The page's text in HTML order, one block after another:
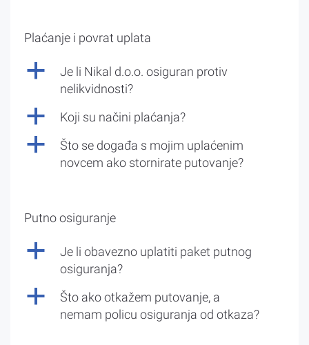
Plaćanje i povrat uplata
a
Je li Nikal d.o.o. osiguran protiv
nelikvidnosti?
a Koji su načini plaćanja?
a
Što se događa s mojim uplaćenim
novcem ako stornirate putovanje?
Putno osiguranje
a
Je li obavezno uplatiti paket putnog
osiguranja?
a
Što ako otkažem putovanje, a
nemam policu osiguranja od otkaza?